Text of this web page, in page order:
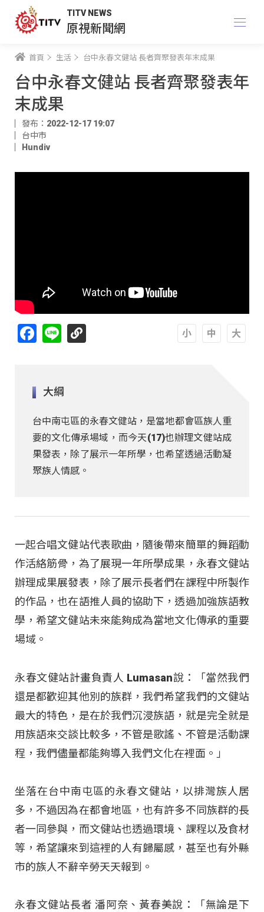
TITV NEWS
原視新聞網
首頁 生活 台中永春文健站 長者齊聚發表年末成果
台中永春文健站 長者齊聚發表年
末成果
發布：2022-12-17 19:07
台中市
Hundiv
Facebook
Line
大綱
台中南屯區的永春文健站，是當地都會區族人重
要的文化傳承場域，而今天(17)也辦理文健站成
果發表，除了展示一年所學，也希望透過活動凝
聚族人情感。
一起合唱文健站代表歌曲，隨後帶來簡單的舞蹈動
作活絡筋骨，為了展現一年所學成果，永春文健站
辦理成果展發表，除了展示長者們在課程中所製作
的作品，也在語推人員的協助下，透過加強族語教
學，希望文健站未來能夠成為當地文化傳承的重要
場域。
永春文健站計畫負責人 Lumasan說：「當然我們
還是都歡迎其他別的族群，我們希望我們的文健站
最大的特色，是在於我們沉浸族語，就是完全就是
用族語來交談比較多，不管是歌謠、不管是活動課
程，我們儘量都能夠導入我們文化在裡面。」
坐落在台中南屯區的永春文健站，以排灣族人居
多，不過因為在都會地區，也有許多不同族群的長
者一同參與，而文健站也透過環境、課程以及食材
等，希望讓來到這裡的人有歸屬感，甚至也有外縣
市的族人不辭辛勞天天報到。
永春文健站長者 潘阿奈、黃春美說：「無論是下